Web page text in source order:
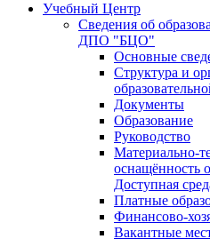
Учебный Центр
Сведения об
ДПО "БЦО"
Основные
Структура и
Документы
Образование
Руководство
Материально-
оснащённость
Доступная
Платные
Финансово-
Вакантные